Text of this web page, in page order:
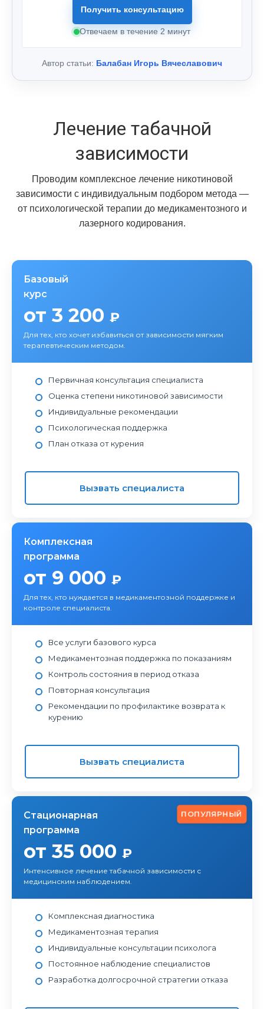
Получить консультацию
Отвечаем в течение 2 минут
Автор статьи: Балабан Игорь Вячеславович
Лечение табачной
зависимости
Проводим комплексное лечение никотиновой
зависимости с индивидуальным подбором метода —
от психологической терапии до медикаментозного и
лазерного кодирования.
Базовый
курс
от 3 200 ₽
Для тех, кто хочет избавиться от зависимости мягким
терапевтическим методом.
Первичная консультация специалиста
Оценка степени никотиновой зависимости
Индивидуальные рекомендации
Психологическая поддержка
План отказа от курения
Вызвать специалиста
Комплексная
программа
от 9 000 ₽
Для тех, кто нуждается в медикаментозной поддержке и
контроле специалиста.
Все услуги базового курса
Медикаментозная поддержка по показаниям
Контроль состояния в период отказа
Повторная консультация
Рекомендации по профилактике возврата к
курению
Вызвать специалиста
ПОПУЛЯРНЫЙ
Стационарная
программа
от 35 000 ₽
Интенсивное лечение табачной зависимости с
медицинским наблюдением.
Комплексная диагностика
Медикаментозная терапия
Индивидуальные консультации психолога
Постоянное наблюдение специалистов
Разработка долгосрочной стратегии отказа